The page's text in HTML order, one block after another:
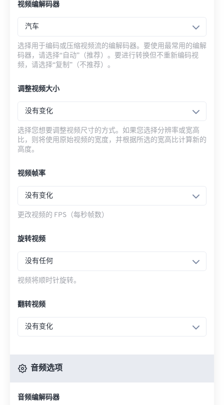
视频编解码器
汽车
选择用于编码或压缩视频流的编解码器。要使用最常用的编解
码器，请选择“自动”（推荐）。要进行转换但不重新编码视
频，请选择“复制”（不推荐）。
调整视频大小
没有变化
选择您想要调整视频尺寸的方式。如果您选择分辨率或宽高
比，则将使用原始视频的宽度，并根据所选的宽高比计算新的
高度。
视频帧率
没有变化
更改视频的 FPS（每秒帧数）
旋转视频
没有任何
视频将顺时针旋转。
翻转视频
没有变化
音频选项
音频编解码器